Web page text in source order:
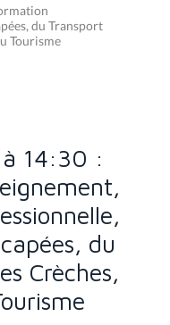
du Transport
Tourisme
14:30 :
du
Crèches,